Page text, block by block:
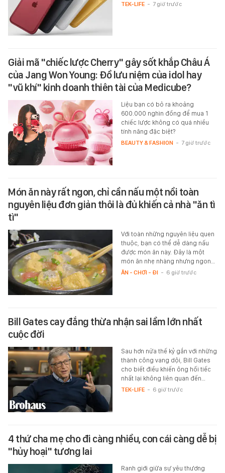
TEK-LIFE - 7 giờ trước
Giải mã "chiếc lược Cherry" gây sốt khắp Châu Á
của Jang Won Young: Đồ lưu niệm của idol hay
"vũ khí" kinh doanh thiên tài của Medicube?
Liệu bạn có bỏ ra khoảng
600.000 nghìn đồng để mua 1
chiếc lược không có quá nhiều
tính năng đặc biệt?
BEAUTY & FASHION - 7 giờ trước
Món ăn này rất ngon, chỉ cần nấu một nồi toàn
nguyên liệu đơn giản thôi là đủ khiến cả nhà "ăn tì
tì"
Với toàn những nguyên liệu quen
thuộc, bạn có thể dễ dàng nấu
được món ăn này. Đây là một
món ăn nhẹ nhàng nhưng ngon…
ĂN - CHƠI - ĐI - 6 giờ trước
Bill Gates cay đắng thừa nhận sai lầm lớn nhất
cuộc đời
Sau hơn nửa thế kỷ gắn với những
thành công vang dội, Bill Gates
cho biết điều khiến ông hối tiếc
nhất lại không liên quan đến…
TEK-LIFE - 6 giờ trước
4 thứ cha mẹ cho đi càng nhiều, con cái càng dễ bị
"hủy hoại" tương lai
Ranh giới giữa sự yêu thương